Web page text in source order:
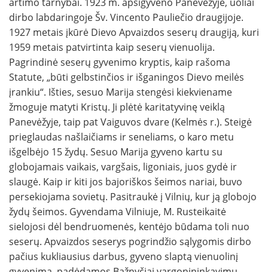
dirbo labdaringoje Šv. Vincento Pauliečio draugijoje.
1927 metais įkūrė Dievo Apvaizdos seserų draugiją, kuri
1959 metais patvirtinta kaip seserų vienuolija.
Pagrindinė seserų gyvenimo kryptis, kaip rašoma
Statute, „būti gelbstinčios ir išganingos Dievo meilės
įrankiu“. Išties, sesuo Marija stengėsi kiekviename
žmoguje matyti Kristų. Ji plėtė karitatyvinę veiklą
Panevėžyje, taip pat Vaiguvos dvare (Kelmės r.). Steigė
prieglaudas našlaičiams ir seneliams, o karo metu
išgelbėjo 15 žydų. Sesuo Marija gyveno kartu su
globojamais vaikais, vargšais, ligoniais, juos gydė ir
slaugė. Kaip ir kiti jos bajoriškos šeimos nariai, buvo
persekiojama sovietų. Pasitraukė į Vilnių, kur ją globojo
žydų šeimos. Gyvendama Vilniuje, M. Rusteikaitė
sielojosi dėl bendruomenės, kentėjo būdama toli nuo
seserų. Apvaizdos seserys pogrindžio sąlygomis dirbo
pačius kukliausius darbus, gyveno slaptą vienuolinį